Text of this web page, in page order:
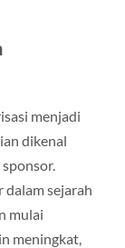
menjadi
dikenal
dalam sejarah
mulai
meningkat,